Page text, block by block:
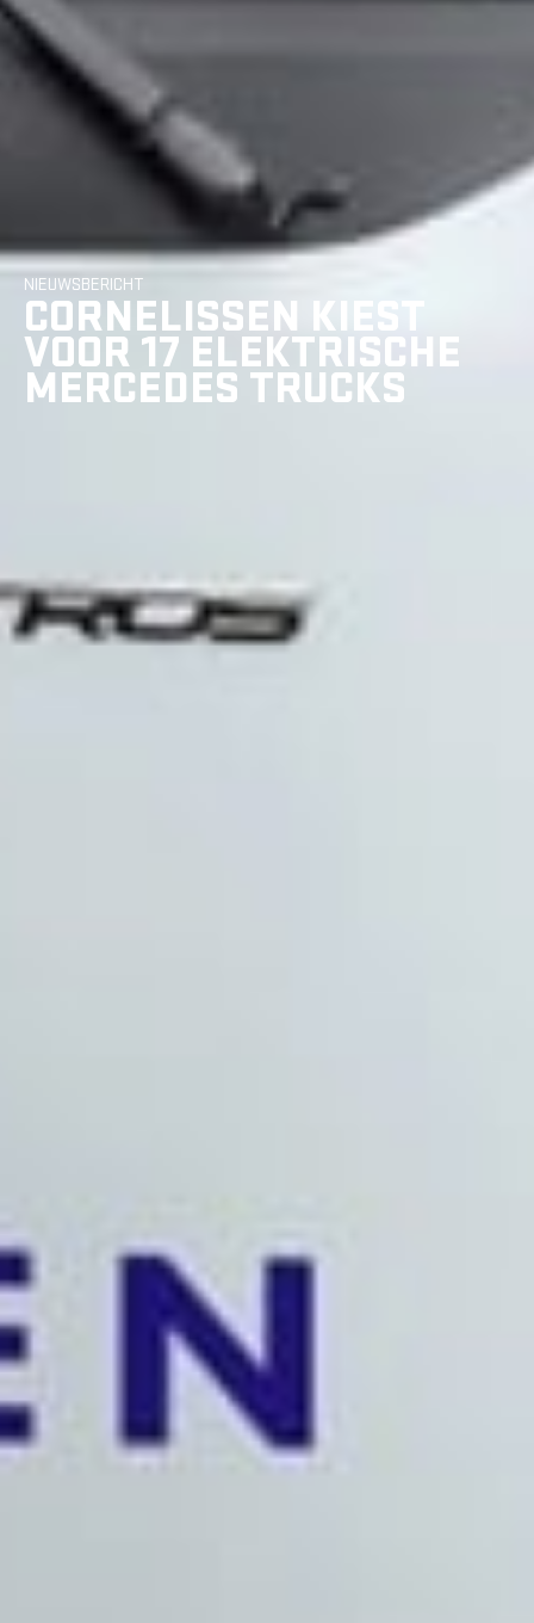
NIEUWSBERICHT
CORNELISSEN KIEST
VOOR 17 ELEKTRISCHE
MERCEDES TRUCKS